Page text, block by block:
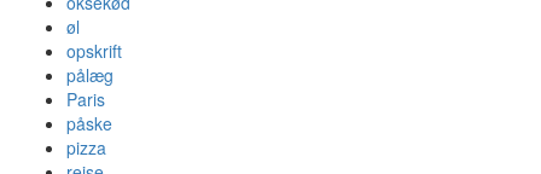
øl
opskrift
pålæg
Paris
påske
pizza